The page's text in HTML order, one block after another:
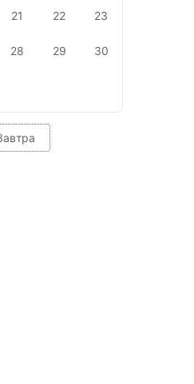
21 22 23
28 29 30